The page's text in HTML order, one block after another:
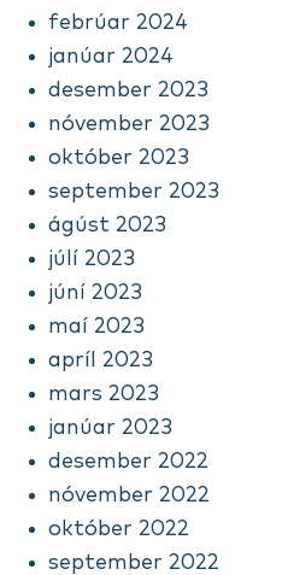
febrúar 2024
janúar 2024
desember 2023
nóvember 2023
október 2023
september 2023
ágúst 2023
júlí 2023
júní 2023
maí 2023
apríl 2023
mars 2023
janúar 2023
desember 2022
nóvember 2022
október 2022
september 2022